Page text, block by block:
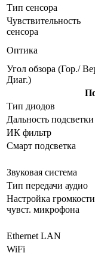
Тип сенсора
Чувствительность
сенсора
Оптика
Угол обзора (Гор./
Диаг.)
Тип диодов
Дальность подсветки
ИК фильтр
Смарт подсветка
Звуковая система
Тип передачи аудио
Настройка
чувст. микрофона
Ethernet LAN
WiFi